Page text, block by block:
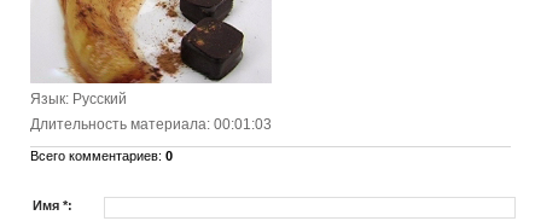
Язык: Русский
Длительность материала: 00:01:03
Всего комментариев: 0
Имя *: